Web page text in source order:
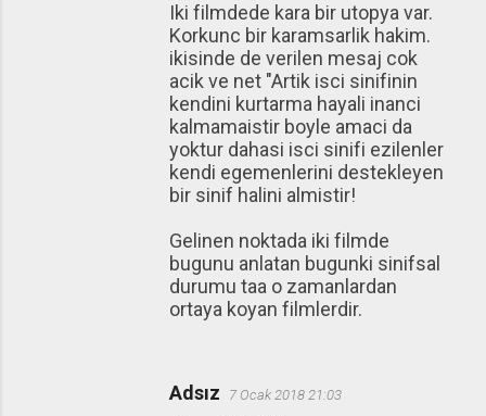
Iki filmdede kara bir utopya var.
Korkunc bir karamsarlik hakim.
ikisinde de verilen mesaj cok
acik ve net "Artik isci sinifinin
kendini kurtarma hayali inanci
kalmamaistir boyle amaci da
yoktur dahasi isci sinifi ezilenler
kendi egemenlerini destekleyen
bir sinif halini almistir!
Gelinen noktada iki filmde
bugunu anlatan bugunki sinifsal
durumu taa o zamanlardan
ortaya koyan filmlerdir.
Adsız 7 Ocak 2018 21:03